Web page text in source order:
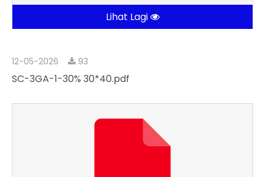
Lihat Lagi
12-05-2026 93
SC-3GA-1-30% 30*40.pdf